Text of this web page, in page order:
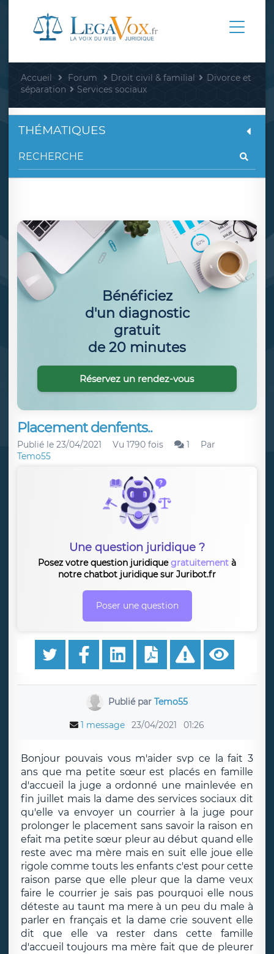
Accueil Forum Droit civil & familial
Divorce et
séparation
Services sociaux
Placement denfents..
Publié le 23/04/2021 Vu 1790 fois 1
Par
Temo55
Une question juridique ?
Posez votre question juridiquegratuitement à
notre chatbot juridique sur Juribot.fr
Poser une question
Publié par Temo55
1 message 23/04/2021 01:26
Bonjour pouvais vous m'aider svp ce la fait 3
ans que ma petite sœur est placés en famille
d'accueil la juge a ordonné une mainlevée en
fin juillet mais la dame des services sociaux dit
qu'elle va envoyer un courrier à la juge pour
prolonger le placement sans savoir la raison en
efait ma petite sœur pleur au début quand elle
reste avec ma mère mais en suit elle joue elle
rigole comme touts les enfants c'est pour cette
raison parse que elle pleur que la dame veux
faire le courrier je sais pas pourquoi elle nous
déteste au taunt ma mere à un peu du male à
parler en français et la dame crie souvent elle
dit que elle va rester dans cette famille
d'accueil toujours ma mère fait que de pleurer
THÉMATIQUES
Bénéficiez
d'un diagnostic
gratuit
de 20 minutes
Réservez un rendez-vous